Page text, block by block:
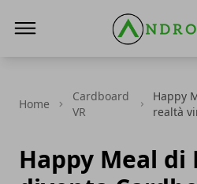
Home
Cardboard
VR
Happy
realtà
Happy Meal di